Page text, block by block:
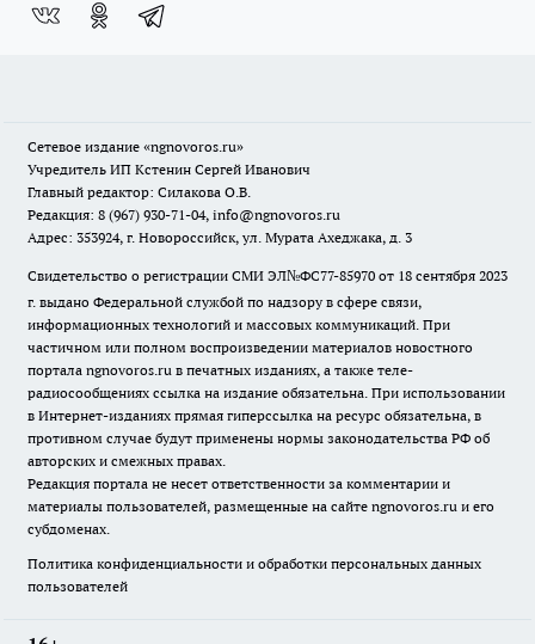
Сетевое издание «ngnovoros.ru»
Учредитель ИП Кстенин Сергей Иванович
Главный редактор: Силакова О.В.
Редакция: 8 (967) 930-71-04, info@ngnovoros.ru
Адрес: 353924, г. Новороссийск, ул. Мурата Ахеджака, д. 3
Свидетельство о регистрации СМИ ЭЛ№ФС77-85970 от 18 сентября 2023
г. выдано Федеральной службой по надзору в сфере связи,
информационных технологий и массовых коммуникаций. При
частичном или полном воспроизведении материалов новостного
портала ngnovoros.ru в печатных изданиях, а также теле-
радиосообщениях ссылка на издание обязательна. При использовании
в Интернет-изданиях прямая гиперссылка на ресурс обязательна, в
противном случае будут применены нормы законодательства РФ об
авторских и смежных правах.
Редакция портала не несет ответственности за комментарии и
материалы пользователей, размещенные на сайте ngnovoros.ru и его
субдоменах.
Политика конфиденциальности и обработки персональных данных
пользователей